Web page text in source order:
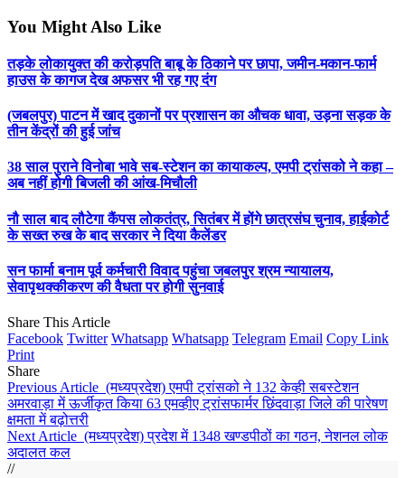
You Might Also Like
तड़के लोकायुक्त की करोड़पति बाबू के ठिकाने पर छापा, जमीन-मकान-फार्म
हाउस के कागज देख अफसर भी रह गए दंग
(जबलपुर) पाटन में खाद दुकानों पर प्रशासन का औचक धावा, उड़ना सड़क के
तीन केंद्रों की हुई जांच
38 साल पुराने विनोबा भावे सब-स्टेशन का कायाकल्प, एमपी ट्रांसको ने कहा –
अब नहीं होगी बिजली की आंख-मिचौली
नौ साल बाद लौटेगा कैंपस लोकतंत्र, सितंबर में होंगे छात्रसंघ चुनाव, हाईकोर्ट
के सख्त रुख के बाद सरकार ने दिया कैलेंडर
सन फार्मा बनाम पूर्व कर्मचारी विवाद पहुंचा जबलपुर श्रम न्यायालय,
सेवापृथक्कीकरण की वैधता पर होगी सुनवाई
Share This Article
Facebook Twitter Whatsapp Whatsapp Telegram Email Copy Link
Print
Share
Previous Article (मध्यप्रदेश) एमपी ट्रांसको ने 132 केव्ही सबस्टेशन
अमरवाड़ा में ऊर्जीकृत किया 63 एमव्हीए ट्रांसफार्मर छिंदवाड़ा जिले की पारेषण
क्षमता में बढ़ोत्तरी
Next Article (मध्यप्रदेश) प्रदेश में 1348 खण्डपीठों का गठन, नेशनल लोक
अदालत कल
//